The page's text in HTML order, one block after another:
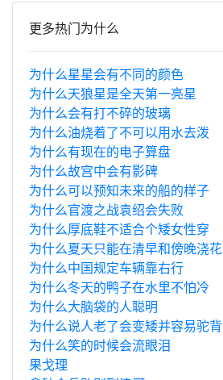
更多热门为什么
为什么星星会有不同的颜色
为什么天狼星是全天第一亮星
为什么会有打不碎的玻璃
为什么油烧着了不可以用水去泼
为什么有现在的电子算盘
为什么故宫中会有影碑
为什么可以预知未来的船的样子
为什么官渡之战袁绍会失败
为什么厚底鞋不适合个矮女性穿
为什么夏天只能在清早和傍晚浇花
为什么中国规定车辆靠右行
为什么冬天的鸭子在水里不怕冷
为什么大脑袋的人聪明
为什么说人老了会变矮并容易驼背
为什么笑的时候会流眼泪
果戈理